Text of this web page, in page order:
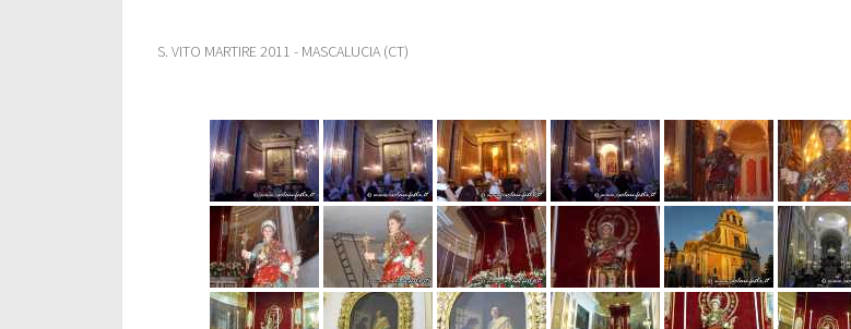
S. VITO MARTIRE 2011 - MASCALUCIA (CT)